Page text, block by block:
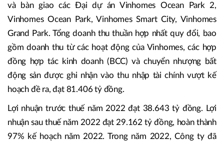
và bàn giao các Đại dự án Vinhomes Ocean Park 2,
Vinhomes Ocean Park, Vinhomes Smart City, Vinhomes
Grand Park. Tổng doanh thu thuần hợp nhất quy đổi, bao
gồm doanh thu từ các hoạt động của Vinhomes, các hợp
đồng hợp tác kinh doanh (BCC) và chuyển nhượng bất
động sản được ghi nhận vào thu nhập tài chính vượt kế
hoạch đề ra, đạt 81.406 tỷ đồng.
Lợi nhuận trước thuế năm 2022 đạt 38.643 tỷ đồng. Lợi
nhuận sau thuế năm 2022 đạt 29.162 tỷ đồng, hoàn thành
97% kế hoạch năm 2022. Trong năm 2022, Công ty đã